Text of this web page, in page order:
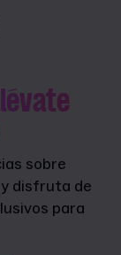
sobre
disfruta de
para